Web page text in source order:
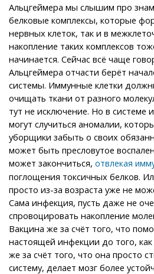
Альцгеймера мы слышим про
белковые комплексы, которые
нервных клеток, так и в
накопление таких комплексов
начинается. Сейчас всё чаще
Альцгеймера отчасти берёт
системы. Иммунные клетки
очищать ткани от разного
тут не исключение. Но в системе
могут случиться аномалии,
уборщики забыть о своих
может быть пресловутое
может закончиться, отвлекая
поглощения токсичных белков.
просто из-за возраста уже не
Сама инфекция, пусть даже не
спровоцировать накопление
Вакцина же за счёт того, что
настоящей инфекции до того,
же за счёт того, что она просто
систему, делает мозг более